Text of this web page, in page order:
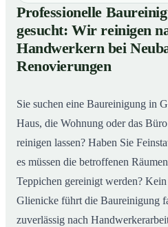
01 Professionelle Baureinigung
reinigen nach den
oder Renovierungen
02Baureinigung in Glienicke –
Professionelle
gesucht: Wir reinigen
Handwerkern bei
Renovierungen
Sie suchen eine Baureinigung in
Haus, die Wohnung oder das
reinigen lassen? Haben Sie
es müssen die betroffenen
Teppichen gereinigt werden?
Glienicke führt die Baureinigung
zuverlässig nach